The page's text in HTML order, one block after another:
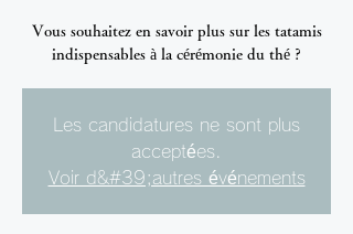
Vous souhaitez en savoir plus sur les tatamis
indispensables à la cérémonie du thé ?
Les candidatures ne sont plus
acceptées.
Voir d&#39;autres événements